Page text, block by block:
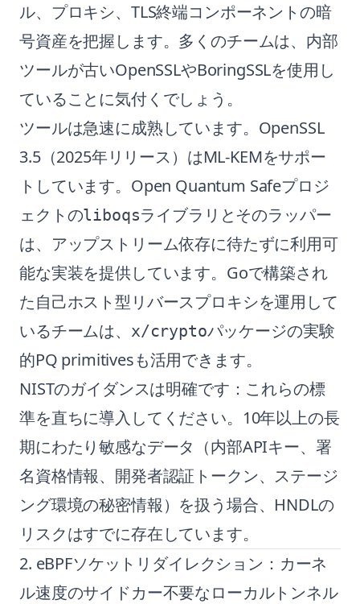
ル、プロキシ、TLS終端コンポーネントの暗
号資産を把握します。多くのチームは、内部
ツールが古いOpenSSLやBoringSSLを使用し
ていることに気付くでしょう。
ツールは急速に成熟しています。OpenSSL
3.5（2025年リリース）はML-KEMをサポー
トしています。Open Quantum Safeプロジ
ェクトのliboqsライブラリとそのラッパー
は、アップストリーム依存に待たずに利用可
能な実装を提供しています。Goで構築され
た自己ホスト型リバースプロキシを運用して
いるチームは、
x/cryptoパッケージの実験
的PQ primitivesも活用できます。
NISTのガイダンスは明確です：これらの標
準を直ちに導入してください。10年以上の長
期にわたり敏感なデータ（内部APIキー、署
名資格情報、開発者認証トークン、ステージ
ング環境の秘密情報）を扱う場合、HNDLの
リスクはすでに存在しています。
2. eBPFソケットリダイレクション：カーネ
ル速度のサイドカー不要なローカルトンネル